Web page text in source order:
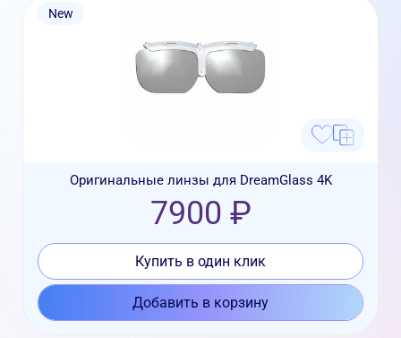
New
Оригинальные линзы для DreamGlass 4K
7900 ₽
Купить в один клик
Добавить в корзину